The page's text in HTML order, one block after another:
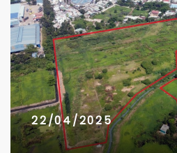
22/04/2025
2
9